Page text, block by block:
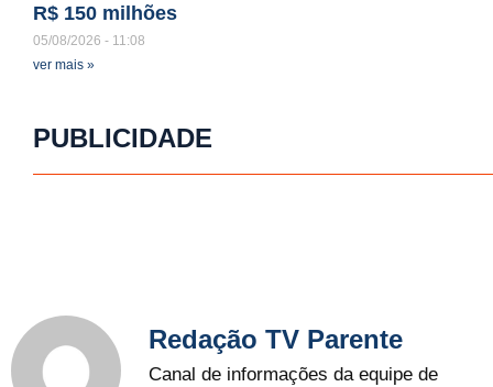
R$ 150 milhões
05/08/2026
11:08
ver mais »
PUBLICIDADE
Redação TV Parente
Canal de informações da equipe de